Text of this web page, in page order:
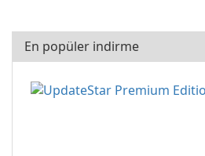
En popüler indirme